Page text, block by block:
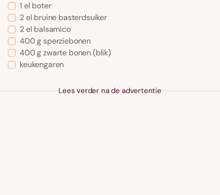
1 el boter
2 el bruine basterdsuiker
2 el balsamico
400 g sperziebonen
400 g zwarte bonen (blik)
keukengaren
Lees verder na de advertentie